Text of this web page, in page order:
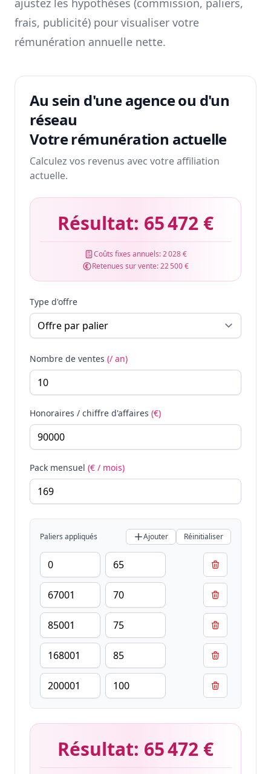
ajustez les hypothèses (commission, paliers,
frais, publicité) pour visualiser votre
rémunération annuelle nette.
Au sein d'une agence ou d'un
réseau
Votre rémunération actuelle
Calculez vos revenus avec votre affiliation
actuelle.
Résultat: 65 472 €
Coûts fixes annuels:2 028 €
Retenues sur vente:22 500 €
Type d'offre
Nombre de ventes (/ an)
Honoraires / chiffre d'affaires (€)
Pack mensuel (€ / mois)
Paliers appliqués Ajouter Réinitialiser
Résultat: 65 472 €